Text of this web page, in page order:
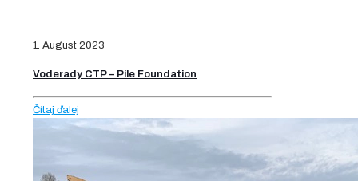
1. August 2023
Voderady CTP – Pile Foundation
Čítaj ďalej